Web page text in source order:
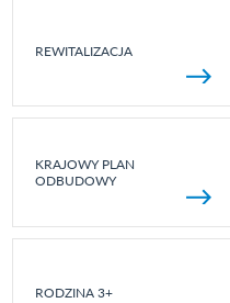
REWITALIZACJA
KRAJOWY PLAN
ODBUDOWY
RODZINA 3+